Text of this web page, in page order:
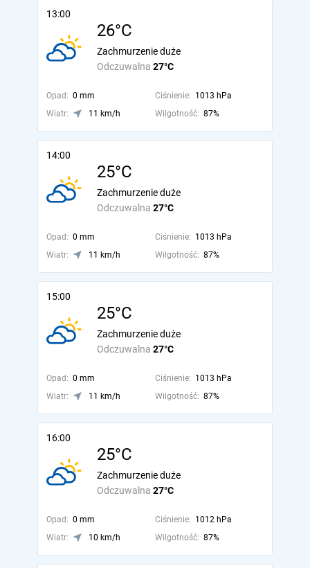
13:00
26°C
Odczuwalna 27°C
Zachmurzenie duże
Opad: 0 mm Ciśnienie: 1013 hPa
Wiatr:
11 km/h Wilgotność: 87%
14:00
25°C
Odczuwalna 27°C
Zachmurzenie duże
Opad: 0 mm Ciśnienie: 1013 hPa
Wiatr:
11 km/h Wilgotność: 87%
15:00
25°C
Odczuwalna 27°C
Zachmurzenie duże
Opad: 0 mm Ciśnienie: 1013 hPa
Wiatr:
11 km/h Wilgotność: 87%
16:00
25°C
Odczuwalna 27°C
Zachmurzenie duże
Opad: 0 mm Ciśnienie: 1012 hPa
Wiatr:
10 km/h Wilgotność: 87%